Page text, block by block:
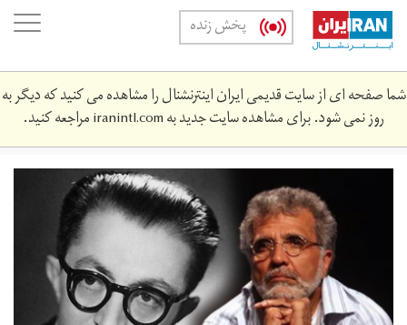
Skip
main
content
پخش زنده
شما صفحه ای از سایت قدیمی ایران اینترنشنال را مشاهده می کنید که دیگر به
روز نمی شود. برای مشاهده سایت جدید بهiranintl.comمراجعه کنید.
fkhmy_w_hdyt.jpg